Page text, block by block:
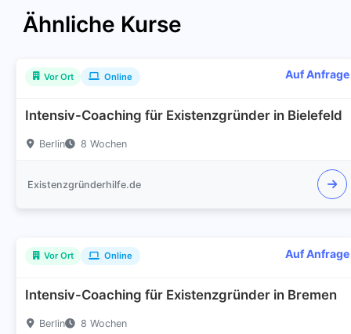
Ähnliche Kurse
Vor Ort Online Auf Anfrage
Intensiv-Coaching für Existenzgründer in Bielefeld
Berlin 8 Wochen
Existenzgründerhilfe.de
Vor Ort Online Auf Anfrage
Intensiv-Coaching für Existenzgründer in Bremen
Berlin 8 Wochen